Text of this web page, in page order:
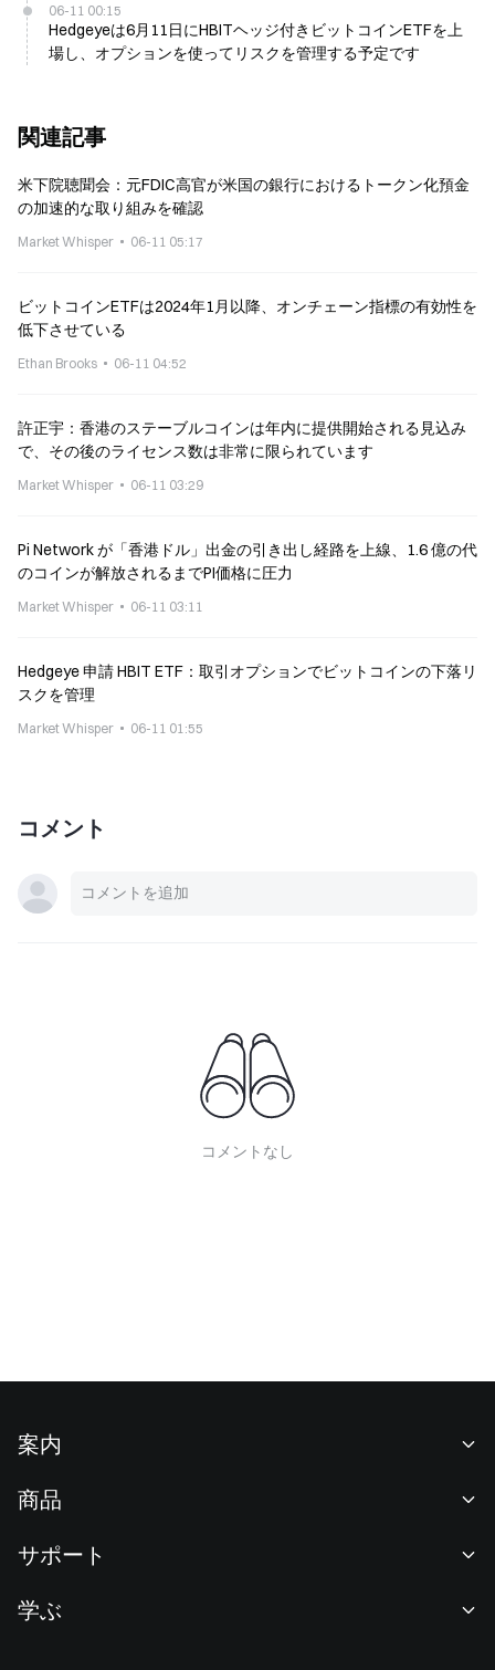
06-11 00:15
Hedgeyeは6月11日にHBITヘッジ付きビットコインETFを上
場し、オプションを使ってリスクを管理する予定です
関連記事
米下院聴聞会：元FDIC高官が米国の銀行におけるトークン化預金
の加速的な取り組みを確認
Market Whisper 06-11 05:17
ビットコインETFは2024年1月以降、オンチェーン指標の有効性を
低下させている
Ethan Brooks 06-11 04:52
許正宇：香港のステーブルコインは年内に提供開始される見込み
で、その後のライセンス数は非常に限られています
Market Whisper 06-11 03:29
Pi Network が「香港ドル」出金の引き出し経路を上線、1.6 億の代
のコインが解放されるまでPI価格に圧力
Market Whisper 06-11 03:11
Hedgeye 申請 HBIT ETF：取引オプションでビットコインの下落リ
スクを管理
Market Whisper 06-11 01:55
コメント
コメントなし
案内
ニュースルーム
F1 Oracle Red Bull Racing 公式スポンサー
商品
現物取引
サポート
学ぶ